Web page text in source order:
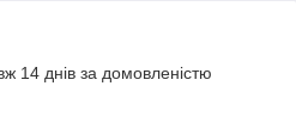
14 днів за домовленістю